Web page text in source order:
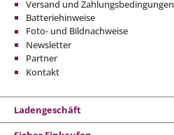
Versand und Zahlungsbedingungen
Batteriehinweise
Foto- und Bildnachweise
Newsletter
Partner
Kontakt
Ladengeschäft